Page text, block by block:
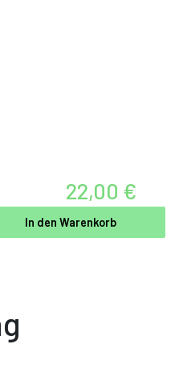
22,00 €
In den Warenkorb